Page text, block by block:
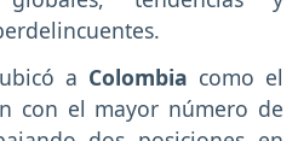
a Colombia como el
con el mayor número de